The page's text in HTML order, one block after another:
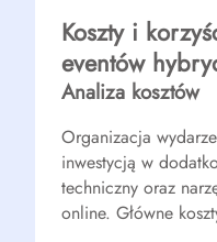
Koszty i
eventów
Analiza kosztów
Organizacja
inwestycją w
techniczny oraz
online. Główne